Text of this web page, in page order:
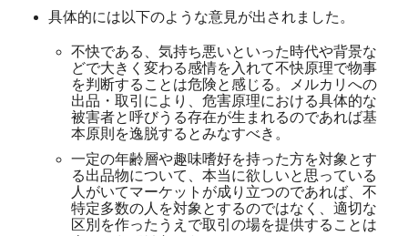
具体的には以下のような意見が出されました。
不快である、気持ち悪いといった時代や背景な
どで大きく変わる感情を入れて不快原理で物事
を判断することは危険と感じる。メルカリへの
出品・取引により、危害原理における具体的な
被害者と呼びうる存在が生まれるのであれば基
本原則を逸脱するとみなすべき。
一定の年齢層や趣味嗜好を持った方を対象とす
る出品物について、本当に欲しいと思っている
人がいてマーケットが成り立つのであれば、不
特定多数の人を対象とするのではなく、適切な
区別を作ったうえで取引の場を提供することは